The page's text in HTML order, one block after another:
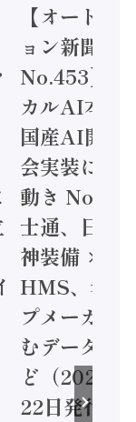
【オートメ
ョン新聞
No.453】フ
カルAI本格
国産AI開発
会実装に活
動き
士通、日立
神装備 ×
HMS、老舗
プメーカー
むデータ活
ど（2026年
22日発行）